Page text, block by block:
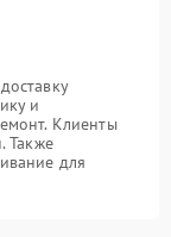
и
Клиенты
Также
для